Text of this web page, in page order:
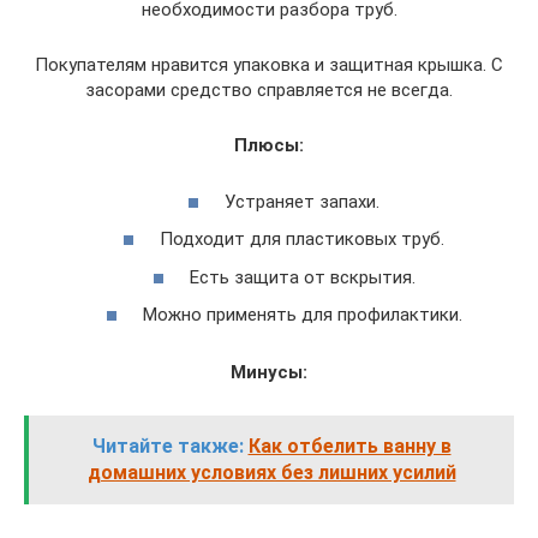
необходимости разбора труб.
Покупателям нравится упаковка и защитная крышка. С
засорами средство справляется не всегда.
Плюсы:
Устраняет запахи.
Подходит для пластиковых труб.
Есть защита от вскрытия.
Можно применять для профилактики.
Минусы:
Читайте также: Как отбелить ванну в
домашних условиях без лишних усилий